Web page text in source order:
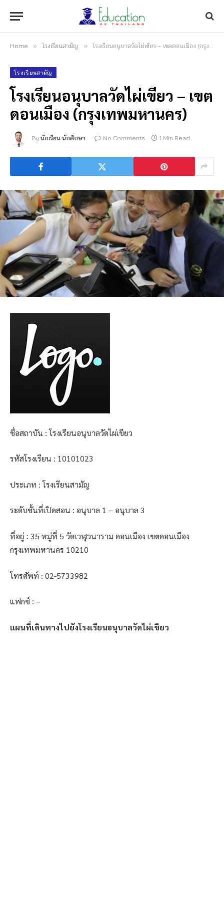
Home » โรงเรียนสามัญ » โรงเรียนอนุบาลวัดไผ่เขียว – เขตดอนเมือง (กรุงเทพมหานคร)
โรงเรียนสามัญ
โรงเรียนอนุบาลวัดไผ่เขียว – เขต
ดอนเมือง (กรุงเทพมหานคร)
By นักเรียน นักศึกษา No Comments 1 Min Read
ชื่อสถาบัน : โรงเรียนอนุบาลวัดไผ่เขียว
รหัสโรงเรียน : 10101023
ประเภท : โรงเรียนสามัญ
ระดับชั้นที่เปิดสอน : อนุบาล 1 – อนุบาล 3
ที่อยู่ : 35 หมู่ที่ 5 วัดเวฬุวนาราม ดอนเมือง เขตดอนเมือง
กรุงเทพมหานคร 10210
โทรศัพท์ : 02-5733982
แฟกซ์ : –
แผนที่เดินทางไปยังโรงเรียนอนุบาลวัดไผ่เขียว